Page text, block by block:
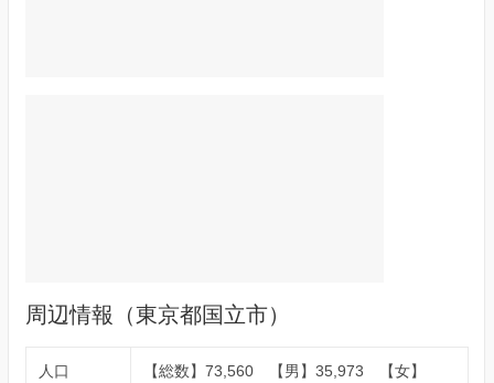
周辺情報（東京都国立市）
人口
【総数】73,560 【男】35,973 【女】